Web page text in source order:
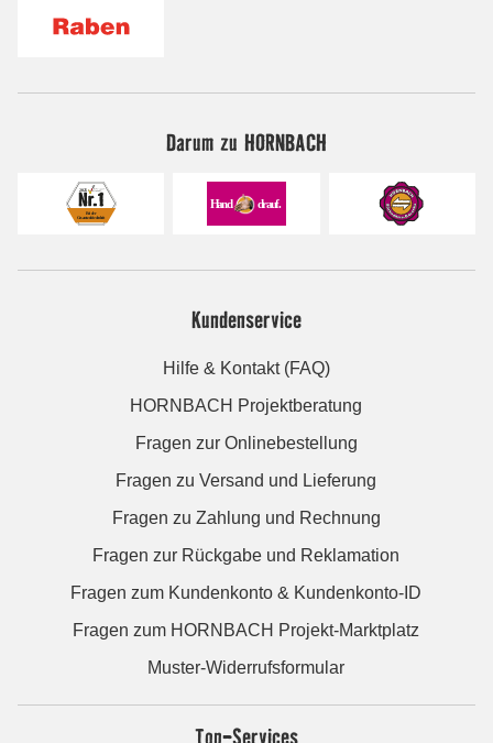
Darum zu HORNBACH
Kundenservice
Hilfe & Kontakt (FAQ)
HORNBACH Projektberatung
Fragen zur Onlinebestellung
Fragen zu Versand und Lieferung
Fragen zu Zahlung und Rechnung
Fragen zur Rückgabe und Reklamation
Fragen zum Kundenkonto & Kundenkonto-ID
Fragen zum HORNBACH Projekt-Marktplatz
Muster-Widerrufsformular
Top-Services